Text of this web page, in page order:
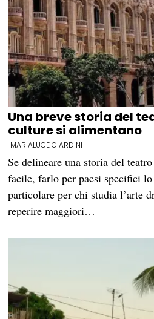
Una breve storia del
culture si alimentano
MARIALUCE GIARDINI
Se delineare una storia del
facile, farlo per paesi specifici
particolare per chi studia l’arte
reperire maggiori…